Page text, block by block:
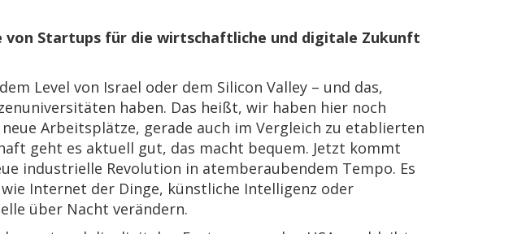
von Startups für die wirtschaftliche und digitale Zukunft
Level von Israel oder dem Silicon Valley – und das,
haben. Das heißt, wir haben hier noch
Arbeitsplätze, gerade auch im Vergleich zu etablierten
geht es aktuell gut, das macht bequem. Jetzt kommt
industrielle Revolution in atemberaubendem Tempo. Es
Internet der Dinge, künstliche Intelligenz oder
über Nacht verändern.